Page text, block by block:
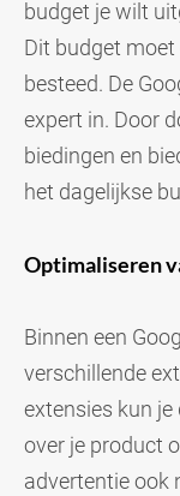
budget je wilt
Dit budget
besteed. De
expert in. Door
biedingen en
het dagelijkse
Optimaliseren
Binnen een
verschillende
extensies kun
over je product
advertentie ook